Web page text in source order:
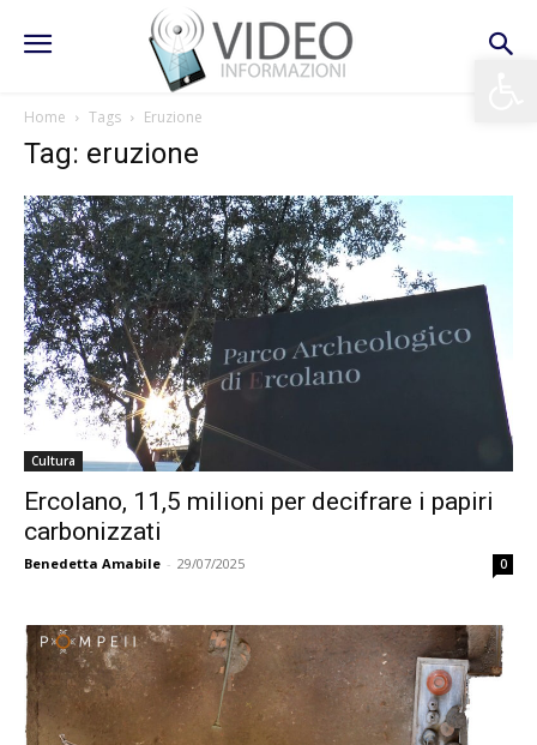
Home Tags Eruzione
Tag: eruzione
Cultura
Ercolano, 11,5 milioni per decifrare i papiri
carbonizzati
Benedetta Amabile - 29/07/2025 0